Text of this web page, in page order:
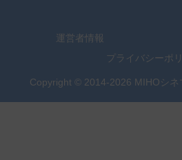
運営者情報
プライバシーポ
Copyright © 2014-2026 MIHOシネ